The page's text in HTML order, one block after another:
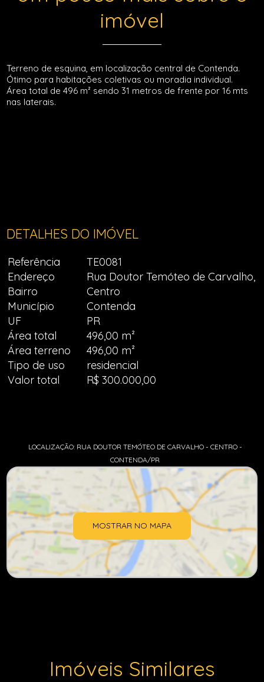
imóvel
Terreno de esquina, em localização central de Contenda.
Ótimo para habitações coletivas ou moradia individual.
Área total de 496 m² sendo 31 metros de frente por 16 mts
nas laterais.
DETALHES DO IMÓVEL
Referência
TE0081
Endereço
Rua Doutor Temóteo de Carvalho,
Bairro
Centro
Município
Contenda
UF
PR
Área total
496,00 m²
Área terreno
496,00 m²
Tipo de uso
residencial
Valor total
R$ 300.000,00
LOCALIZAÇÃO: RUA DOUTOR TEMÓTEO DE CARVALHO - CENTRO -
CONTENDA/PR
MOSTRAR NO MAPA
Imóveis Similares